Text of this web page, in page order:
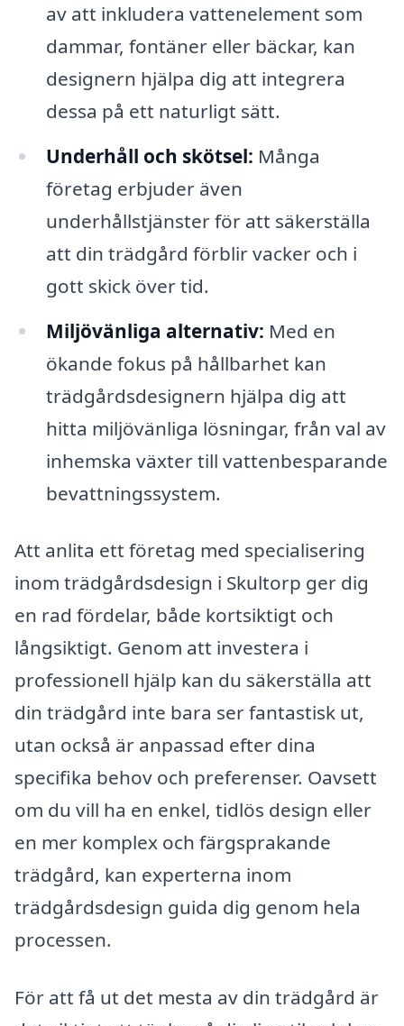
av att inkludera vattenelement som
dammar, fontäner eller bäckar, kan
designern hjälpa dig att integrera
dessa på ett naturligt sätt.
Underhåll och skötsel: Många
företag erbjuder även
underhållstjänster för att säkerställa
att din trädgård förblir vacker och i
gott skick över tid.
Miljövänliga alternativ: Med en
ökande fokus på hållbarhet kan
trädgårdsdesignern hjälpa dig att
hitta miljövänliga lösningar, från val av
inhemska växter till vattenbesparande
bevattningssystem.
Att anlita ett företag med specialisering
inom trädgårdsdesign i Skultorp ger dig
en rad fördelar, både kortsiktigt och
långsiktigt. Genom att investera i
professionell hjälp kan du säkerställa att
din trädgård inte bara ser fantastisk ut,
utan också är anpassad efter dina
specifika behov och preferenser. Oavsett
om du vill ha en enkel, tidlös design eller
en mer komplex och färgsprakande
trädgård, kan experterna inom
trädgårdsdesign guida dig genom hela
processen.
För att få ut det mesta av din trädgård är